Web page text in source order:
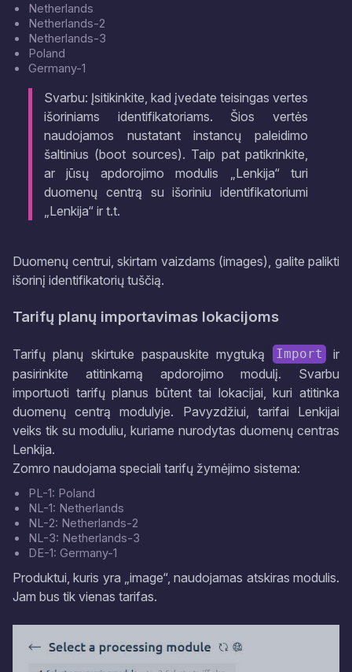
Netherlands
Netherlands-2
Netherlands-3
Poland
Germany-1
Svarbu: Įsitikinkite, kad įvedate teisingas vertes
išoriniams identifikatoriams. Šios vertės
naudojamos nustatant instancų paleidimo
šaltinius (boot sources). Taip pat patikrinkite,
ar jūsų apdorojimo modulis „Lenkija“ turi
duomenų centrą su išoriniu identifikatoriumi
„Lenkija“ ir t.t.
Duomenų centrui, skirtam vaizdams (images), galite palikti
išorinį identifikatorių tuščią.
Tarifų planų importavimas lokacijoms
Tarifų planų skirtuke paspauskite mygtuką Import
ir
pasirinkite atitinkamą apdorojimo modulį. Svarbu
importuoti tarifų planus būtent tai lokacijai, kuri atitinka
duomenų centrą modulyje. Pavyzdžiui, tarifai Lenkijai
veiks tik su moduliu, kuriame nurodytas duomenų centras
Lenkija.
Zomro naudojama speciali tarifų žymėjimo sistema:
PL-1: Poland
NL-1: Netherlands
NL-2: Netherlands-2
NL-3: Netherlands-3
DE-1: Germany-1
Produktui, kuris yra „image“, naudojamas atskiras modulis.
Jam bus tik vienas tarifas.